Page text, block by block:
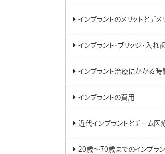
インプラントのメリットとデメ
インプラント･ブリッジ･入れ
インプラント治療にかかる時
インプラントの費用
近代インプラントとチーム医
20歳～70歳までのインプラ